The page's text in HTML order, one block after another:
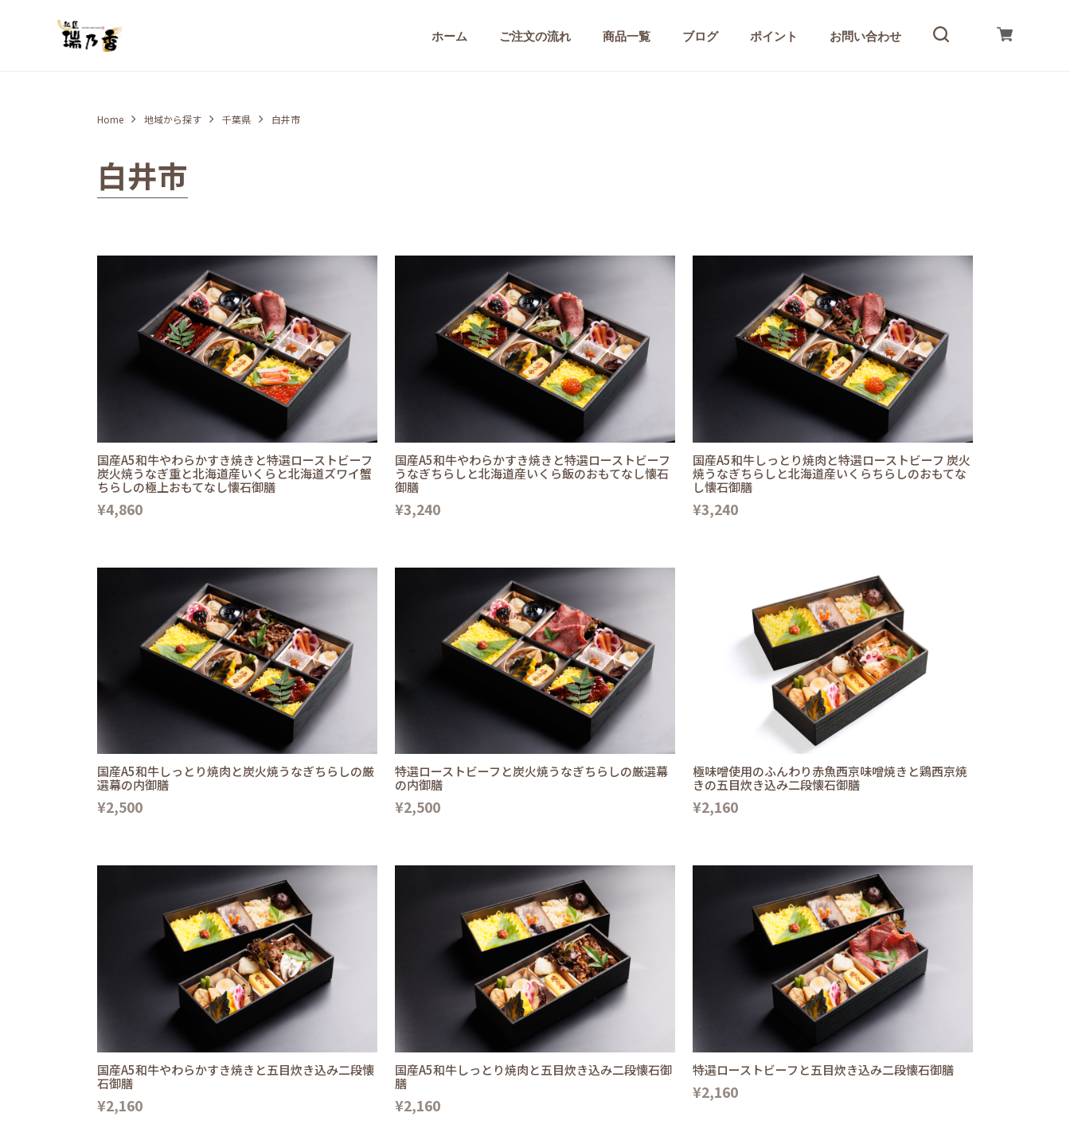
ホーム ご注文の流れ 商品一覧 ブログ ポイント お問い合わせ
Home 地域から探す 千葉県 白井市
白井市
国産A5和牛やわらかすき焼きと特選ローストビーフ
炭火焼うなぎ重と北海道産いくらと北海道ズワイ蟹
ちらしの極上おもてなし懐石御膳
¥4,860
国産A5和牛やわらかすき焼きと特選ローストビーフ
うなぎちらしと北海道産いくら飯のおもてなし懐石
御膳
¥3,240
国産A5和牛しっとり焼肉と特選ローストビーフ 炭火
焼うなぎちらしと北海道産いくらちらしのおもてな
し懐石御膳
¥3,240
国産A5和牛しっとり焼肉と炭火焼うなぎちらしの厳
選幕の内御膳
¥2,500
特選ローストビーフと炭火焼うなぎちらしの厳選幕
の内御膳
¥2,500
極味噌使用のふんわり赤魚西京味噌焼きと鶏西京焼
きの五目炊き込み二段懐石御膳
¥2,160
国産A5和牛やわらかすき焼きと五目炊き込み二段懐
石御膳
¥2,160
国産A5和牛しっとり焼肉と五目炊き込み二段懐石御
膳
¥2,160
特選ローストビーフと五目炊き込み二段懐石御膳
¥2,160